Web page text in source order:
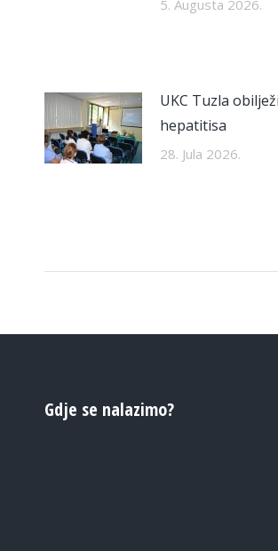
5. Augusta 2026.
UKC Tuzla
hepatitisa
28. Jula 2026.
Gdje se nalazimo?